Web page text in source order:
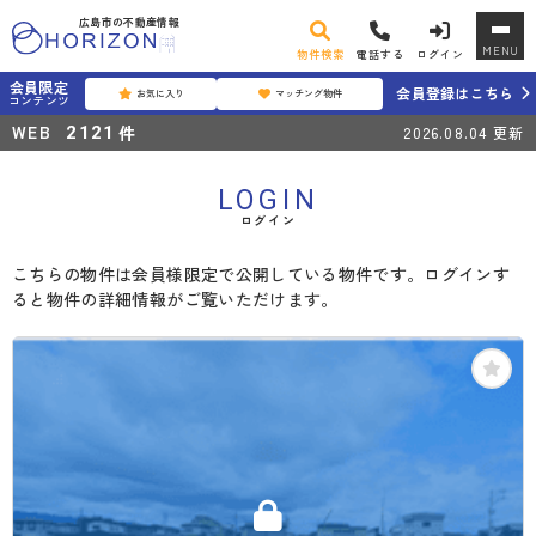
広島市の不動産情報
物件検索 電話する ログイン MENU
会員限定
コンテンツ お気に入り マッチング物件 会員登録はこちら
WEB 2121 件 2026.08.04 更新
LOGIN
ログイン
こちらの物件は会員様限定で公開している物件です。ログインす
ると物件の詳細情報がご覧いただけます。